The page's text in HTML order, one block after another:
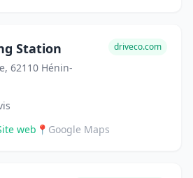
Station
62110 Hénin-
driveco.com
web 📍 Google Maps